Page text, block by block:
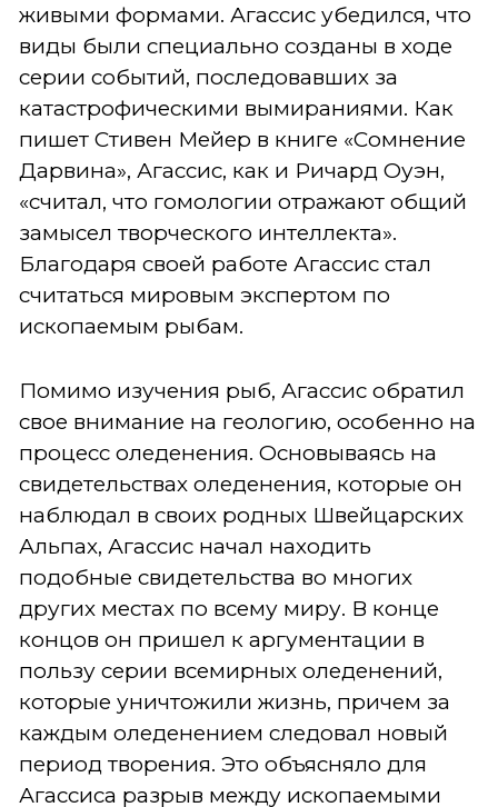
живыми формами. Агассис убедился, что
виды были специально созданы в ходе
серии событий, последовавших за
катастрофическими вымираниями. Как
пишет Стивен Мейер в книге «Сомнение
Дарвина», Агассис, как и Ричард Оуэн,
«считал, что гомологии отражают общий
замысел творческого интеллекта».
Благодаря своей работе Агассис стал
считаться мировым экспертом по
ископаемым рыбам.
Помимо изучения рыб, Агассис обратил
свое внимание на геологию, особенно на
процесс оледенения. Основываясь на
свидетельствах оледенения, которые он
наблюдал в своих родных Швейцарских
Альпах, Агассис начал находить
подобные свидетельства во многих
других местах по всему миру. В конце
концов он пришел к аргументации в
пользу серии всемирных оледенений,
которые уничтожили жизнь, причем за
каждым оледенением следовал новый
период творения. Это объясняло для
Агассиса разрыв между ископаемыми